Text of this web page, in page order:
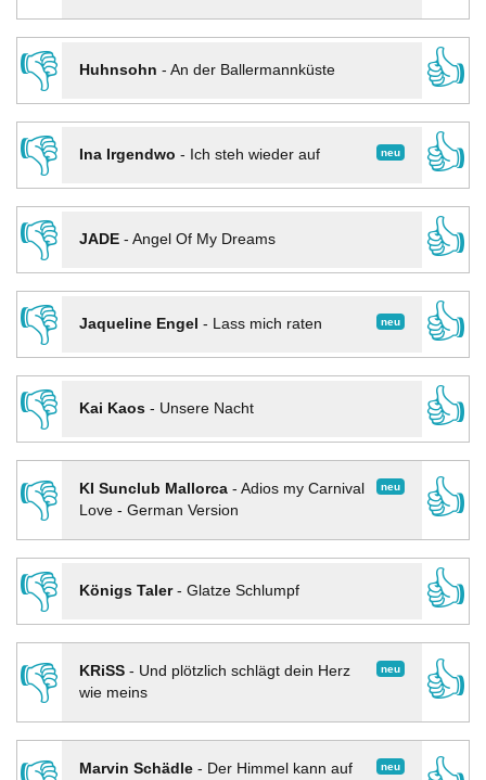
👎
Huhnsohn - An der Ballermannküste
👍
👎
neu
Ina Irgendwo - Ich steh wieder auf
👍
👎
JADE- Angel Of My Dreams
👍
👎
neu
Jaqueline Engel - Lass mich raten
👍
👎
Kai Kaos- Unsere Nacht
👍
👎
neu
KI Sunclub Mallorca- Adios my Carnival
Love - German Version
👍
👎
Königs Taler- Glatze Schlumpf
👍
👎
neu
KRiSS- Und plötzlich schlägt dein Herz
wie meins
👍
neu
Marvin Schädle- Der Himmel kann auf